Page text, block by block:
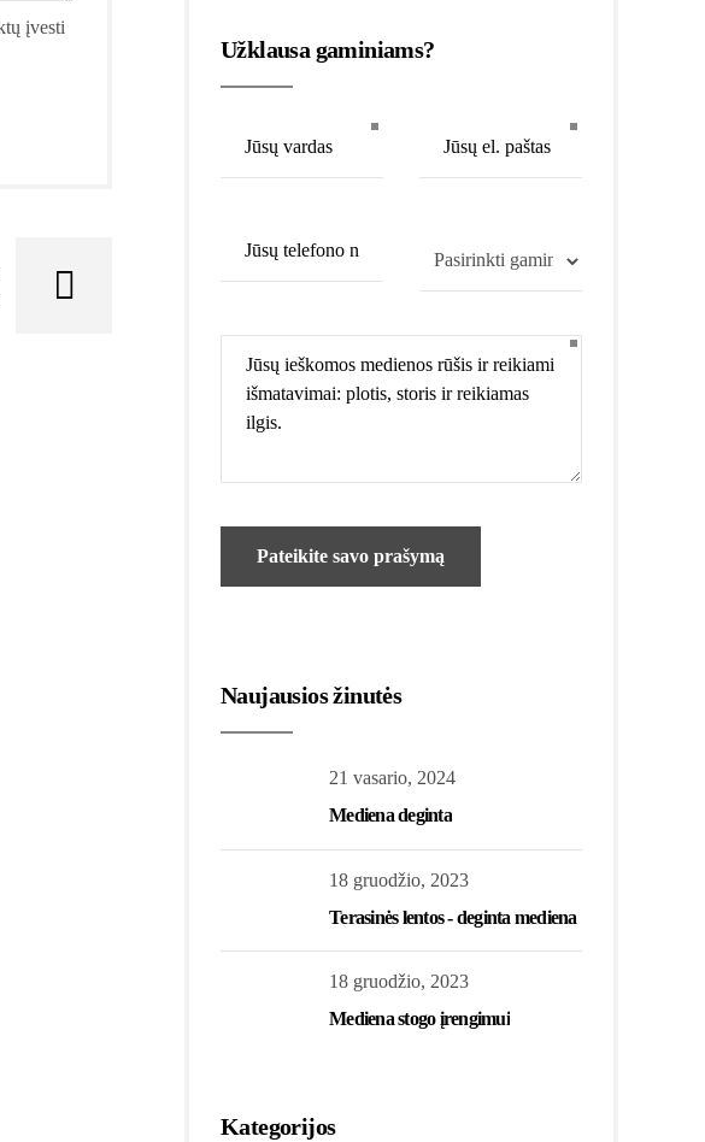
įvesti
Užklausa gaminiams?
Naujausios žinutės
21 vasario, 2024
Mediena deginta
18 gruodžio, 2023
Terasinės lentos - deginta mediena
18 gruodžio, 2023
Mediena stogo įrengimui
Kategorijos